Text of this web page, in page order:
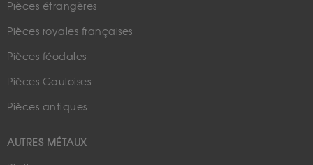
Pièces étrangères
Pièces royales françaises
Pièces féodales
Pièces Gauloises
Pièces antiques
AUTRES MÉTAUX